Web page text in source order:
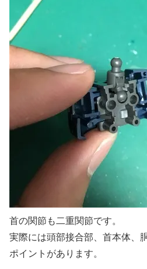
首の関節も二重関節です。
実際には頭部接合部、首本体、
ポイントがあります。